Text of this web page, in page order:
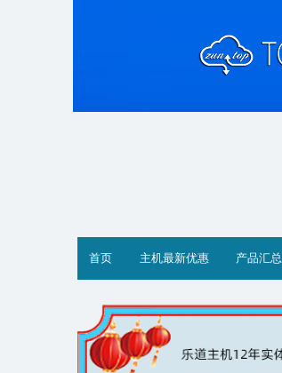
首页 主机最新优惠 产品汇总